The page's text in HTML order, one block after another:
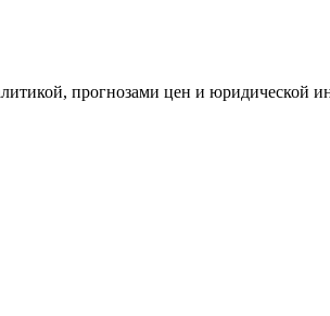
прогнозами цен и юридической